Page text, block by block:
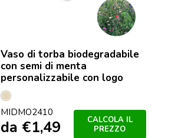
Vaso di torba biodegradabile
con semi di menta
personalizzabile con logo
Beige
MIDMO2410
da €1,49
CALCOLA IL
PREZZO